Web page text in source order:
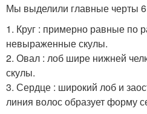
Мы выделили главные черты
1. Круг : примерно равные по
невыраженные скулы.
2. Овал : лоб шире нижней
скулы.
3. Сердце : широкий лоб и
линия волос образует форму